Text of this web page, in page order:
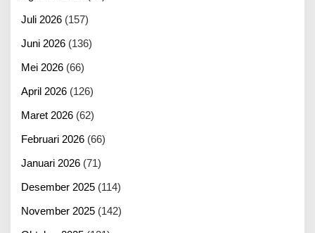
Juli 2026 (157)
Juni 2026 (136)
Mei 2026 (66)
April 2026 (126)
Maret 2026 (62)
Februari 2026 (66)
Januari 2026 (71)
Desember 2025 (114)
November 2025 (142)